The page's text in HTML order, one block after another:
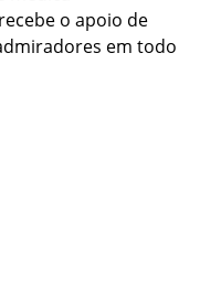
o apoio de
em todo